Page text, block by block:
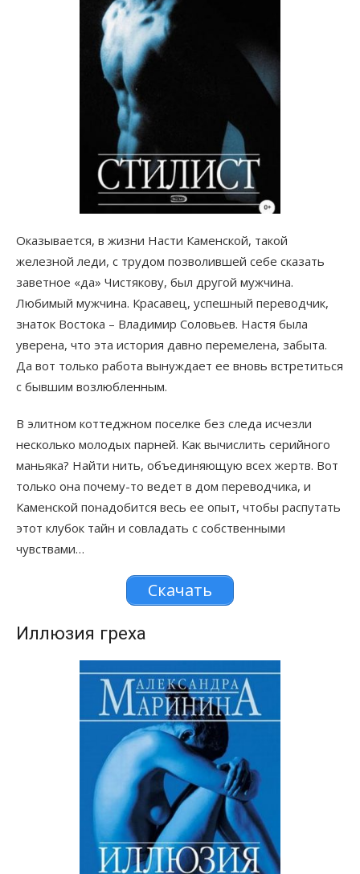
Оказывается, в жизни Насти Каменской, такой
железной леди, с трудом позволившей себе сказать
заветное «да» Чистякову, был другой мужчина.
Любимый мужчина. Красавец, успешный переводчик,
знаток Востока – Владимир Соловьев. Настя была
уверена, что эта история давно перемелена, забыта.
Да вот только работа вынуждает ее вновь встретиться
с бывшим возлюбленным.
В элитном коттеджном поселке без следа исчезли
несколько молодых парней. Как вычислить серийного
маньяка? Найти нить, объединяющую всех жертв. Вот
только она почему-то ведет в дом переводчика, и
Каменской понадобится весь ее опыт, чтобы распутать
этот клубок тайн и совладать с собственными
чувствами…
Скачать
Иллюзия греха